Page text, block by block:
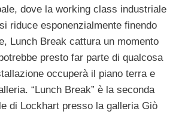
dove la working class industriale
riduce esponenzialmente finendo
Lunch Break cattura un momento
presto far parte di qualcosa
occuperà il piano terra e
“Lunch Break” è la seconda
di Lockhart presso la galleria Giò